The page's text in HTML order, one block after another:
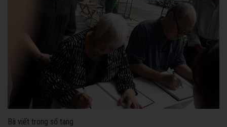
Bà viết trong sổ tang